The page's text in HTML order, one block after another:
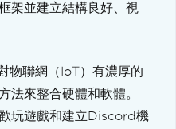
架並建立結構良好、視
物聯網（IoT）有濃厚的
法來整合硬體和軟體。
玩遊戲和建立Discord機